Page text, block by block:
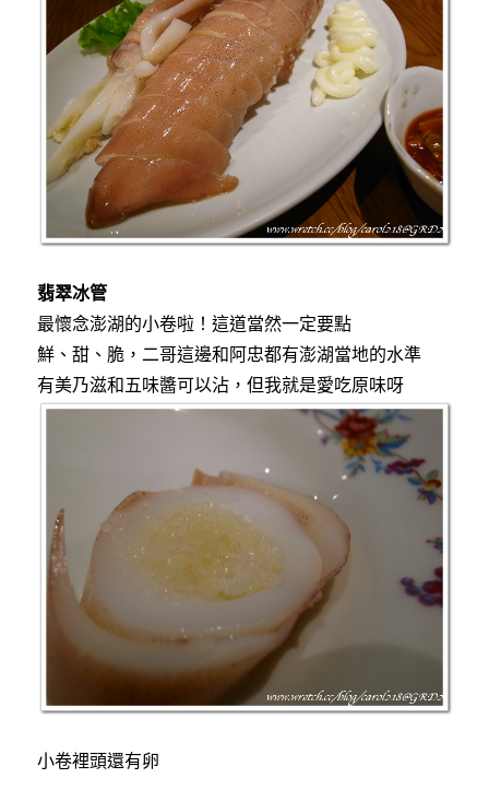
翡翠冰管
最懷念澎湖的小卷啦！這道當然一定要點
鮮、甜、脆，二哥這邊和阿忠都有澎湖當地的水準
有美乃滋和五味醬可以沾，但我就是愛吃原味呀
小卷裡頭還有卵